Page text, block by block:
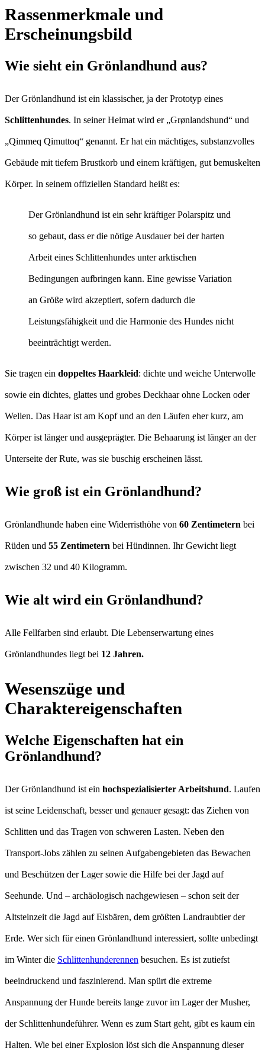
Rassenmerkmale und
Erscheinungsbild
Wie sieht ein Grönlandhund aus?
Der Grönlandhund ist ein klassischer, ja der Prototyp eines
Schlittenhundes. In seiner Heimat wird er „Grønlandshund“ und
„Qimmeq Qimuttoq“ genannt. Er hat ein mächtiges, substanzvolles
Gebäude mit tiefem Brustkorb und einem kräftigen, gut bemuskelten
Körper. In seinem offiziellen Standard heißt es:
Der Grönlandhund ist ein sehr kräftiger Polarspitz und
so gebaut, dass er die nötige Ausdauer bei der harten
Arbeit eines Schlittenhundes unter arktischen
Bedingungen aufbringen kann. Eine gewisse Variation
an Größe wird akzeptiert, sofern dadurch die
Leistungsfähigkeit und die Harmonie des Hundes nicht
beeinträchtigt werden.
Sie tragen ein doppeltes Haarkleid: dichte und weiche Unterwolle
sowie ein dichtes, glattes und grobes Deckhaar ohne Locken oder
Wellen. Das Haar ist am Kopf und an den Läufen eher kurz, am
Körper ist länger und ausgeprägter. Die Behaarung ist länger an der
Unterseite der Rute, was sie buschig erscheinen lässt.
Wie groß ist ein Grönlandhund?
Grönlandhunde haben eine Widerristhöhe von 60 Zentimetern bei
Rüden und 55 Zentimetern bei Hündinnen. Ihr Gewicht liegt
zwischen 32 und 40 Kilogramm.
Wie alt wird ein Grönlandhund?
Alle Fellfarben sind erlaubt. Die Lebenserwartung eines
Grönlandhundes liegt bei 12 Jahren.
Wesenszüge und
Charaktereigenschaften
Welche Eigenschaften hat ein
Grönlandhund?
Der Grönlandhund ist ein hochspezialisierter Arbeitshund. Laufen
ist seine Leidenschaft, besser und genauer gesagt: das Ziehen von
Schlitten und das Tragen von schweren Lasten. Neben den
Transport-Jobs zählen zu seinen Aufgabengebieten das Bewachen
und Beschützen der Lager sowie die Hilfe bei der Jagd auf
Seehunde. Und – archäologisch nachgewiesen – schon seit der
Altsteinzeit die Jagd auf Eisbären, dem größten Landraubtier der
Erde. Wer sich für einen Grönlandhund interessiert, sollte unbedingt
im Winter die Schlittenhunderennen besuchen. Es ist zutiefst
beeindruckend und faszinierend. Man spürt die extreme
Anspannung der Hunde bereits lange zuvor im Lager der Musher,
der Schlittenhundeführer. Wenn es zum Start geht, gibt es kaum ein
Halten. Wie bei einer Explosion löst sich die Anspannung dieser